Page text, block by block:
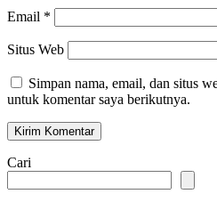
Email *
Situs Web
Simpan nama, email, dan situs
untuk komentar saya berikutnya.
Cari